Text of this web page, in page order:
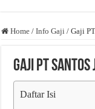
Home / Info Gaji / Gaji
Gaji PT Santos
Daftar Isi